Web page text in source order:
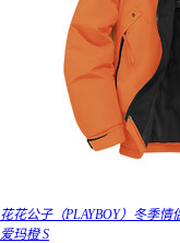
花花公子（PLAYBOY）冬季
爱玛橙 S